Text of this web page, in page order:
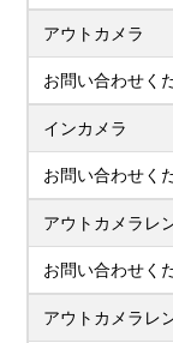
アウトカメラ
お問い合わせく
インカメラ
お問い合わせく
アウトカメラレ
お問い合わせく
アウトカメラレ